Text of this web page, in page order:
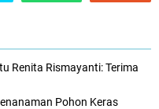
Renita Rismayanti: Terima
Pohon Keras